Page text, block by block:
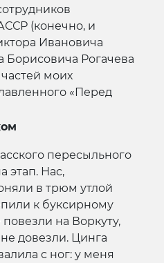
(конечно, и
Ивановича
Рогачева
моих
«Перед
пересыльного
этап. Нас,
в трюм утлой
к буксирному
на Воркуту,
довезли. Цинга
с ног: у меня